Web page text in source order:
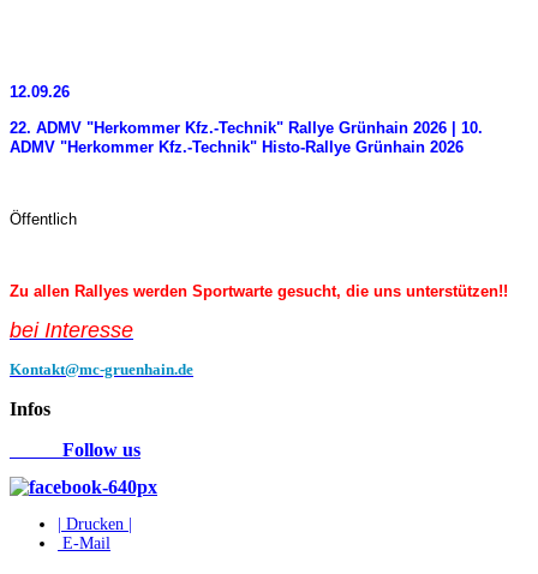
12.09.26
22. ADMV "Herkommer Kfz.-Technik" Rallye Grünhain 2026 | 10.
ADMV "Herkommer Kfz.-Technik" Histo-Rallye Grünhain 2026
Öffentlich
Zu allen Rallyes werden Sportwarte gesucht, die uns unterstützen!!
bei Interesse
Kontakt@mc-gruenhain.de
Infos
Follow us
| Drucken |
E-Mail